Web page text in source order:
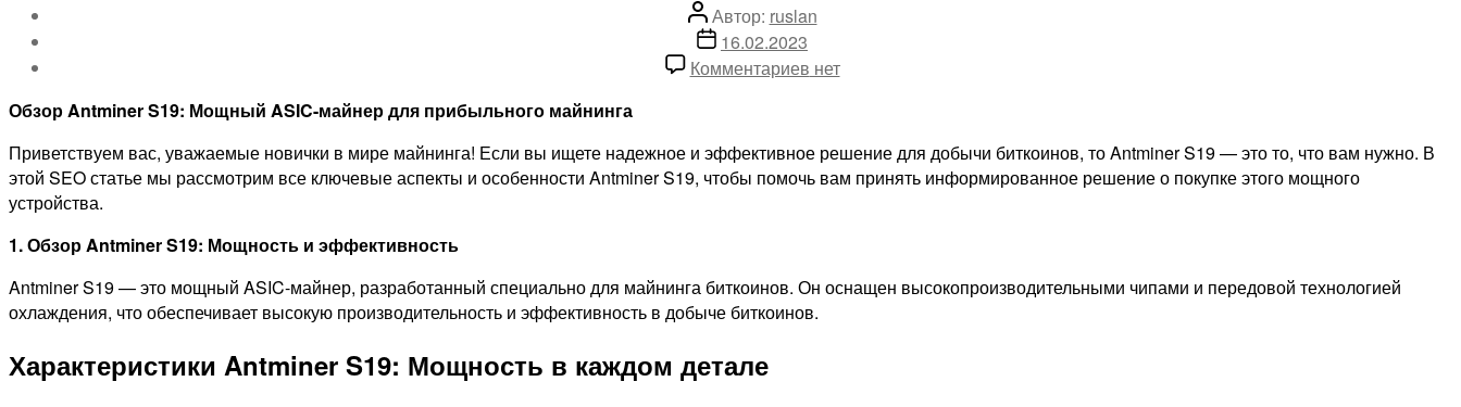
Автор
записи
Автор: ruslan
Дата
записи
16.02.2023
Комментариевк
ANTMINER
S19
нет
Обзор Antminer S19: Мощный ASIC-майнер для прибыльного майнинга
Приветствуем вас, уважаемые новички в мире майнинга! Если вы ищете надежное и эффективное решение для добычи биткоинов, то Antminer S19 — это то, что вам нужно. В
этой SEO статье мы рассмотрим все ключевые аспекты и особенности Antminer S19, чтобы помочь вам принять информированное решение о покупке этого мощного
устройства.
1. Обзор Antminer S19: Мощность и эффективность
Antminer S19 — это мощный ASIC-майнер, разработанный специально для майнинга биткоинов. Он оснащен высокопроизводительными чипами и передовой технологией
охлаждения, что обеспечивает высокую производительность и эффективность в добыче биткоинов.
Характеристики Antminer S19: Мощность в каждом детале